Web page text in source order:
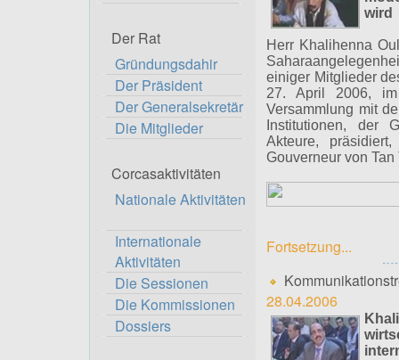
Der Rat
Gründungsdahir
Der Präsident
Der Generalsekretär
Die Mitglieder
Corcasaktivitäten
Nationale Aktivitäten
Internationale
Aktivitäten
Die Sessionen
Die Kommissionen
Dossiers
Herr Khalihenna
einiger Mitglieder
27. April 2006,
Versammlung mit
Institutionen, der
Akteure,
Gouverneur von
Fortsetzung...
28.04.2006